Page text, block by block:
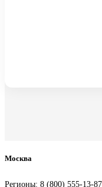
Москва
Регионы: 8 (800) 555-13-87